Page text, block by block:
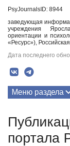
PsyJournalsID: 8944
заведующая
учреждения
ориентации и
«Ресурс»),
Дата последнего
Меню раздела
портала